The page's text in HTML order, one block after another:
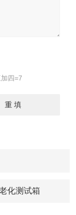
四=7
化测试箱